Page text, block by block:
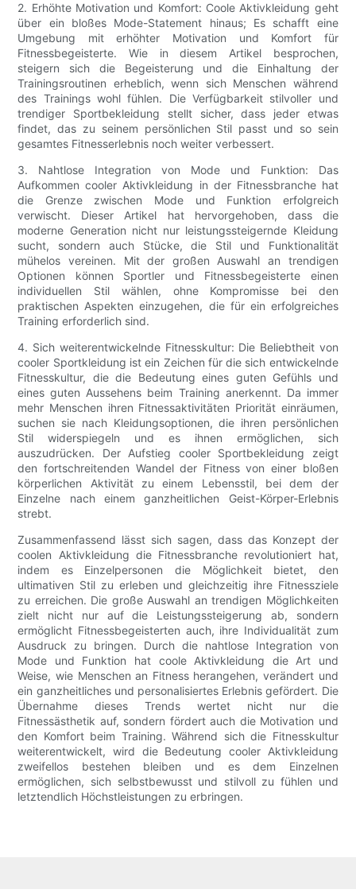
2. Erhöhte Motivation und Komfort: Coole Aktivkleidung geht
über ein bloßes Mode-Statement hinaus; Es schafft eine
Umgebung mit erhöhter Motivation und Komfort für
Fitnessbegeisterte. Wie in diesem Artikel besprochen,
steigern sich die Begeisterung und die Einhaltung der
Trainingsroutinen erheblich, wenn sich Menschen während
des Trainings wohl fühlen. Die Verfügbarkeit stilvoller und
trendiger Sportbekleidung stellt sicher, dass jeder etwas
findet, das zu seinem persönlichen Stil passt und so sein
gesamtes Fitnesserlebnis noch weiter verbessert.
3. Nahtlose Integration von Mode und Funktion: Das
Aufkommen cooler Aktivkleidung in der Fitnessbranche hat
die Grenze zwischen Mode und Funktion erfolgreich
verwischt. Dieser Artikel hat hervorgehoben, dass die
moderne Generation nicht nur leistungssteigernde Kleidung
sucht, sondern auch Stücke, die Stil und Funktionalität
mühelos vereinen. Mit der großen Auswahl an trendigen
Optionen können Sportler und Fitnessbegeisterte einen
individuellen Stil wählen, ohne Kompromisse bei den
praktischen Aspekten einzugehen, die für ein erfolgreiches
Training erforderlich sind.
4. Sich weiterentwickelnde Fitnesskultur: Die Beliebtheit von
cooler Sportkleidung ist ein Zeichen für die sich entwickelnde
Fitnesskultur, die die Bedeutung eines guten Gefühls und
eines guten Aussehens beim Training anerkennt. Da immer
mehr Menschen ihren Fitnessaktivitäten Priorität einräumen,
suchen sie nach Kleidungsoptionen, die ihren persönlichen
Stil widerspiegeln und es ihnen ermöglichen, sich
auszudrücken. Der Aufstieg cooler Sportbekleidung zeigt
den fortschreitenden Wandel der Fitness von einer bloßen
körperlichen Aktivität zu einem Lebensstil, bei dem der
Einzelne nach einem ganzheitlichen Geist-Körper-Erlebnis
strebt.
Zusammenfassend lässt sich sagen, dass das Konzept der
coolen Aktivkleidung die Fitnessbranche revolutioniert hat,
indem es Einzelpersonen die Möglichkeit bietet, den
ultimativen Stil zu erleben und gleichzeitig ihre Fitnessziele
zu erreichen. Die große Auswahl an trendigen Möglichkeiten
zielt nicht nur auf die Leistungssteigerung ab, sondern
ermöglicht Fitnessbegeisterten auch, ihre Individualität zum
Ausdruck zu bringen. Durch die nahtlose Integration von
Mode und Funktion hat coole Aktivkleidung die Art und
Weise, wie Menschen an Fitness herangehen, verändert und
ein ganzheitliches und personalisiertes Erlebnis gefördert. Die
Übernahme dieses Trends wertet nicht nur die
Fitnessästhetik auf, sondern fördert auch die Motivation und
den Komfort beim Training. Während sich die Fitnesskultur
weiterentwickelt, wird die Bedeutung cooler Aktivkleidung
zweifellos bestehen bleiben und es dem Einzelnen
ermöglichen, sich selbstbewusst und stilvoll zu fühlen und
letztendlich Höchstleistungen zu erbringen.